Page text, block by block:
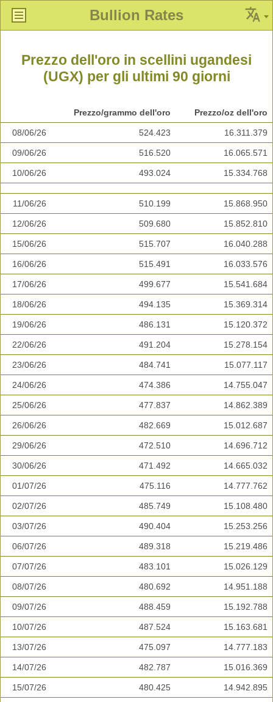
Bullion Rates
Prezzo dell'oro in scellini ugandesi
(UGX) per gli ultimi 90 giorni
Prezzo/grammo dell'oro Prezzo/oz dell'oro
08/06/26 524.423 16.311.379
09/06/26 516.520 16.065.571
10/06/26 493.024 15.334.768
11/06/26 510.199 15.868.950
12/06/26 509.680 15.852.810
15/06/26 515.707 16.040.288
16/06/26 515.491 16.033.576
17/06/26 499.677 15.541.684
18/06/26 494.135 15.369.314
19/06/26 486.131 15.120.372
22/06/26 491.204 15.278.154
23/06/26 484.741 15.077.117
24/06/26 474.386 14.755.047
25/06/26 477.837 14.862.389
26/06/26 482.669 15.012.687
29/06/26 472.510 14.696.712
30/06/26 471.492 14.665.032
01/07/26 475.116 14.777.762
02/07/26 485.749 15.108.480
03/07/26 490.404 15.253.256
06/07/26 489.318 15.219.486
07/07/26 483.101 15.026.129
08/07/26 480.692 14.951.188
09/07/26 488.459 15.192.788
10/07/26 487.524 15.163.681
13/07/26 475.097 14.777.183
14/07/26 482.787 15.016.369
15/07/26 480.425 14.942.895